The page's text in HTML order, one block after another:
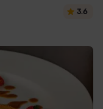
3.6